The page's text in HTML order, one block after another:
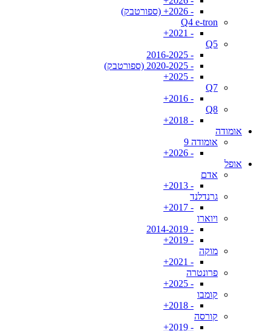
- 2026+ (ספורטבק)
Q4 e-tron
- 2021+
Q5
- 2016-2025
- 2020-2025 (ספורטבק)
- 2025+
Q7
- 2016+
Q8
- 2018+
אומודה
אומודה 9
- 2026+
אופל
אדם
- 2013+
גרנדלנד
- 2017+
ויוארו
- 2014-2019
- 2019+
מוקה
- 2021+
פרונטרה
- 2025+
קומבו
- 2018+
קורסה
- 2019+